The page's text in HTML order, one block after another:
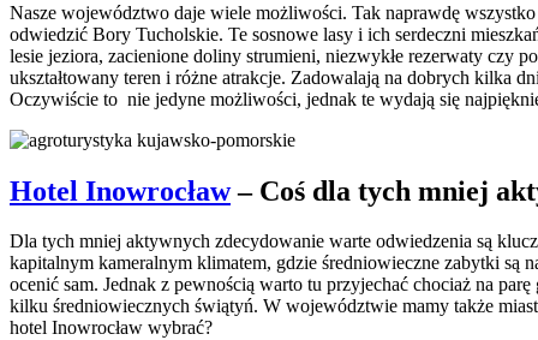
Nasze województwo daje wiele możliwości. Tak naprawdę
odwiedzić Bory Tucholskie. Te sosnowe lasy i ich serdeczni
lesie jeziora, zacienione doliny strumieni, niezwykłe rezerwaty czy
ukształtowany teren i różne atrakcje. Zadowalają na dobrych kilka
Oczywiście to nie jedyne możliwości, jednak te wydają się
Hotel Inowrocław– Coś dla tych mniej
Dla tych mniej aktywnych zdecydowanie warte odwiedzenia są
kapitalnym kameralnym klimatem, gdzie średniowieczne zabytki są
ocenić sam. Jednak z pewnością warto tu przyjechać chociaż na
kilku średniowiecznych świątyń. W województwie mamy także
hotel Inowrocław wybrać?